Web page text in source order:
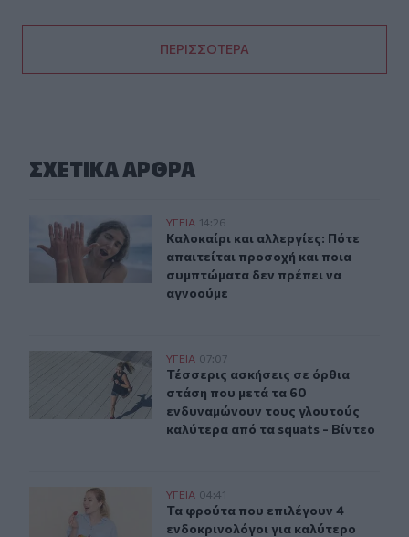
ΠΕΡΙΣΣΟΤΕΡΑ
ΣΧΕΤΙΚA AΡΘΡΑ
Καλοκαίρι και αλλεργίες: Πότε απαιτείται προσοχή
ΥΓΕΙΑ 14:26
Καλοκαίρι και αλλεργίες: Πότε
Καλοκαίρι και αλλεργίες: Πότε
απαιτείται προσοχή και ποια
συμπτώματα δεν πρέπει να
αγνοούμε
Τέσσερις ασκήσεις σε όρθια στάση που μετά τα 60
ΥΓΕΙΑ 07:07
Τέσσερις ασκήσεις σε όρθια
Τέσσερις ασκήσεις σε όρθια
στάση που μετά τα 60
ενδυναμώνουν τους γλουτούς
καλύτερα από τα squats - Βίντεο
Τα φρούτα που επιλέγουν 4 ενδοκρινολόγοι για
ΥΓΕΙΑ 04:41
Τα φρούτα που επιλέγουν 4
Τα φρούτα που επιλέγουν 4
ενδοκρινολόγοι για καλύτερο